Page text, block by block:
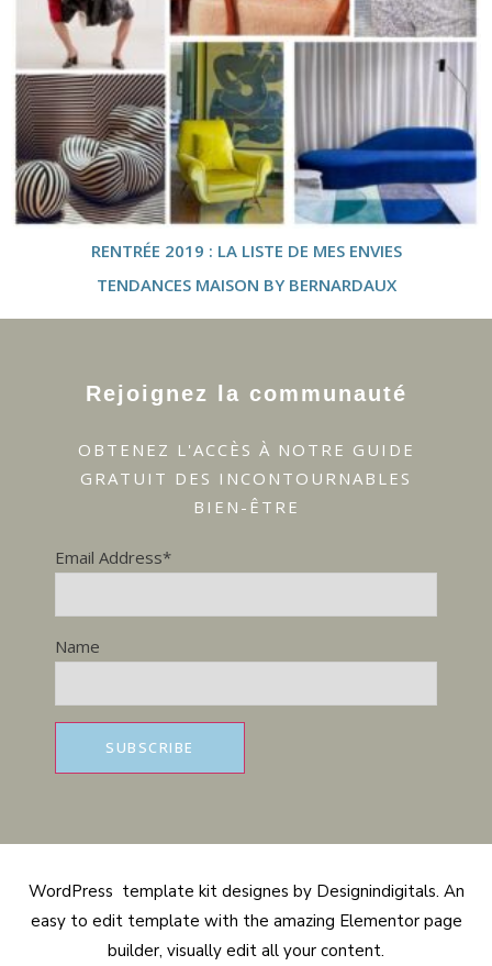
RENTRÉE 2019 : LA LISTE DE MES ENVIES
TENDANCES MAISON BY BERNARDAUX
Rejoignez la communauté
OBTENEZ L'ACCÈS À NOTRE GUIDE
GRATUIT DES INCONTOURNABLES
BIEN-ÊTRE
Email Address*
Name
WordPress template kit designes by Designindigitals. An
easy to edit template with the amazing Elementor page
builder, visually edit all your content.